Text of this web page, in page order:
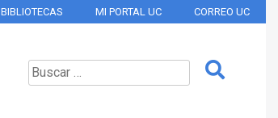
BIBLIOTECAS MI PORTAL UC CORREO UC